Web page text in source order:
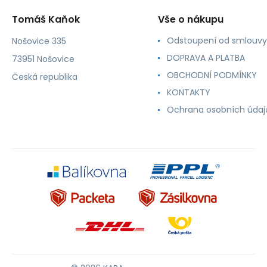
Tomáš Kaňok
Nošovice 335
73951 Nošovice
Česká republika
Vše o nákupu
Odstoupení od smlouvy
DOPRAVA A PLATBA
OBCHODNÍ PODMÍNKY
KONTAKTY
Ochrana osobních